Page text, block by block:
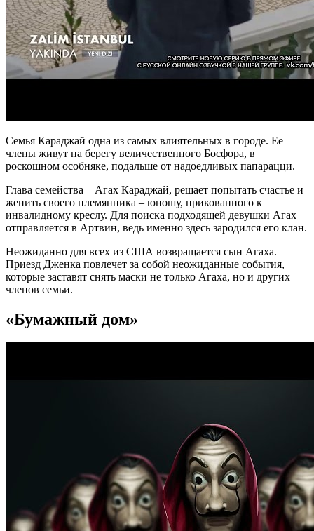
Семья Караджай одна из самых влиятельных в городе. Ее
члены живут на берегу величественного Босфора, в
роскошном особняке, подальше от надоедливых папарацци.
Глава семейства – Агах Караджай, решает попытать счастье и
женить своего племянника – юношу, прикованного к
инвалидному креслу. Для поиска подходящей девушки Агах
отправляется в Артвин, ведь именно здесь зародился его клан.
Неожиданно для всех из США возвращается сын Агаха.
Приезд Дженка повлечет за собой неожиданные события,
которые заставят снять маски не только Агаха, но и других
членов семьи.
«Бумажный дом»